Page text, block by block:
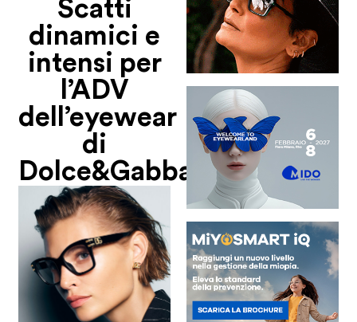
Scatti
dinamici e
intensi per
l’ADV
dell’eyewear
di
Dolce&Gabbana